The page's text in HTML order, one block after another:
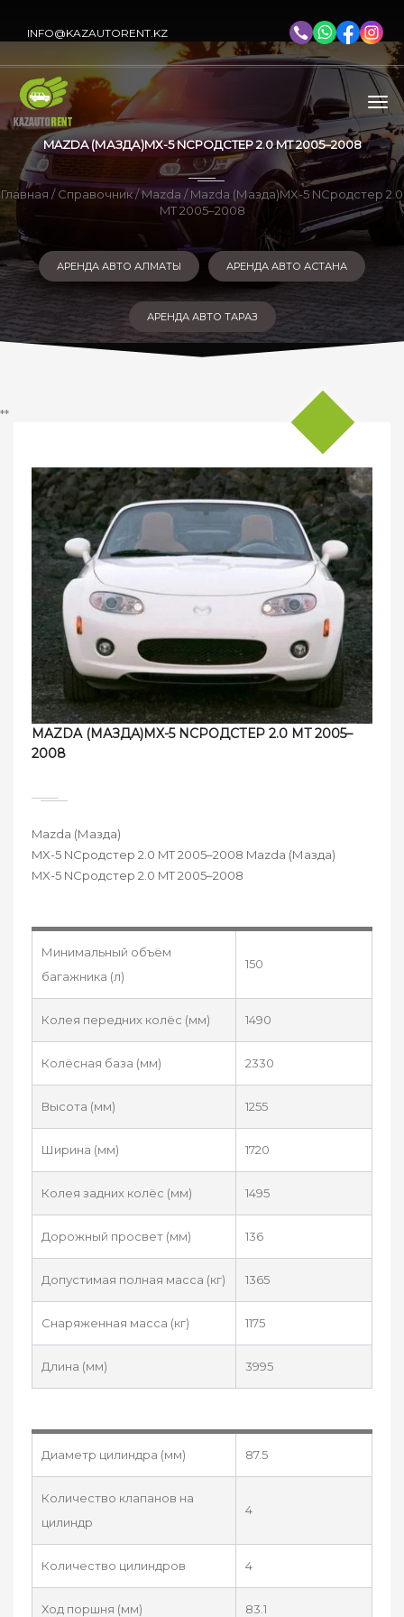
INFO@KAZAUTORENT.KZ
MAZDA (МАЗДА)MX-5 NCРОДСТЕР 2.0 MT 2005–2008
Главная /Справочник/Mazda / Mazda (Мазда)MX-5 NCродстер 2.0
MT 2005–2008
АРЕНДА АВТО АЛМАТЫ АРЕНДА АВТО АСТАНА
АРЕНДА АВТО ТАРАЗ
**
MAZDA (МАЗДА)MX-5 NCРОДСТЕР 2.0 MT 2005–
2008
Mazda (Мазда)
MX-5 NCродстер 2.0 MT 2005–2008 Mazda (Мазда)
MX-5 NCродстер 2.0 MT 2005–2008
Минимальный объём
багажника (л)
150
Колея передних колёс (мм) 1490
Колёсная база (мм) 2330
Высота (мм) 1255
Ширина (мм) 1720
Колея задних колёс (мм) 1495
Дорожный просвет (мм) 136
Допустимая полная масса (кг) 1365
Снаряженная масса (кг) 1175
Длина (мм) 3995
Диаметр цилиндра (мм) 87.5
Количество клапанов на
цилиндр
4
Количество цилиндров 4
Ход поршня (мм) 83.1